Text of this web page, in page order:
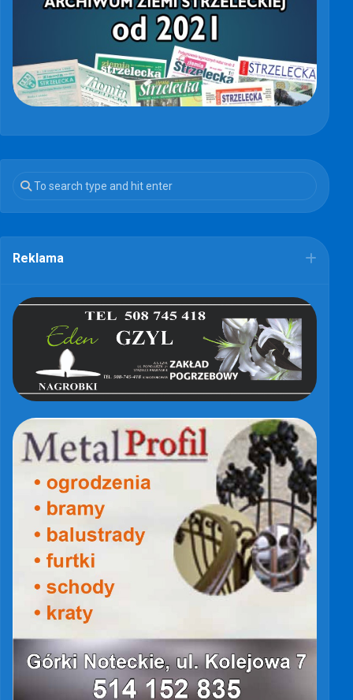
Reklama